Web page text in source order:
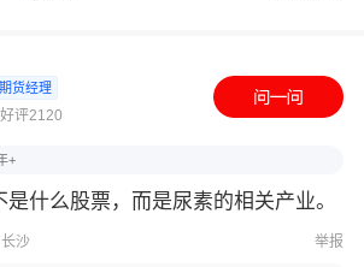
期货经理
好评2120
+
什么股票，而是尿素的相关产业。
沙 举报